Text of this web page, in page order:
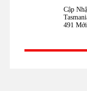
Cập
491